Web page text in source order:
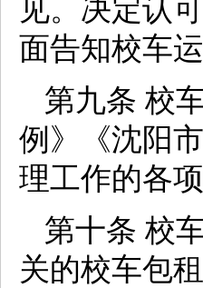
见。决定认
面告知校车
第九条 校
例》《沈阳
理工作的各项
第十条 校
关的校车包